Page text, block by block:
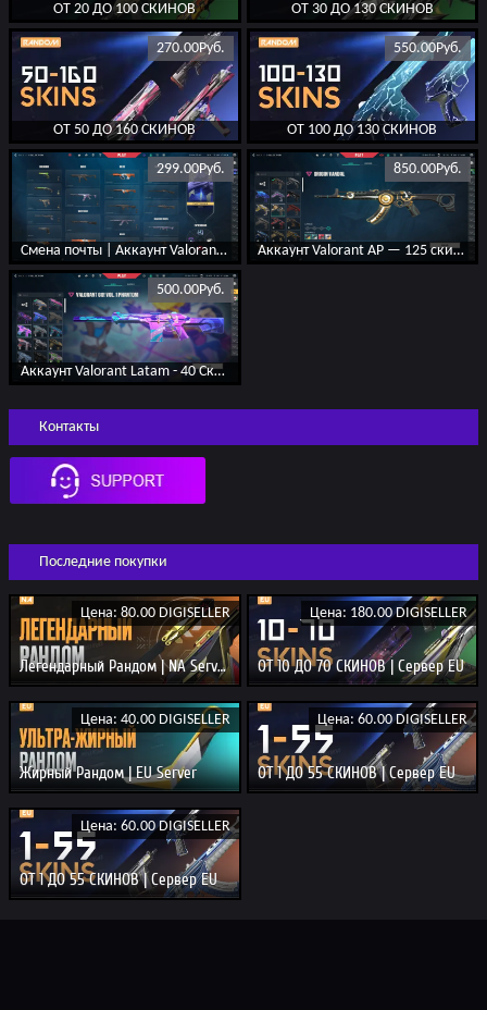
Контакты
Последние покупки
Цена: 80.00 DIGISELLER
Легендарный Рандом | NA Server
Цена: 180.00 DIGISELLER
ОТ 10 ДО 70 СКИНОВ | Сервер EU
Цена: 40.00 DIGISELLER
Жирный Рандом | EU Server
Цена: 60.00 DIGISELLER
ОТ 1 ДО 55 СКИНОВ | Сервер EU
Цена: 60.00 DIGISELLER
ОТ 1 ДО 55 СКИНОВ | Сервер EU
ОТ 20 ДО 100 СКИНОВ ОТ 30 ДО 130 СКИНОВ
270.00Руб.
ОТ 50 ДО 160 СКИНОВ
550.00Руб.
ОТ 100 ДО 130 СКИНОВ
299.00Руб.
Смена почты | Аккаунт Valorant 14 Скинов - Заброшен
850.00Руб.
Аккаунт Valorant AP — 125 скинов — Origin Vandal, Magepunk — Заброшен
500.00Руб.
Аккаунт Valorant Latam - 40 Скинов - VALORANT GO! Vol. 1,Sakura,Luxe - Заброшен